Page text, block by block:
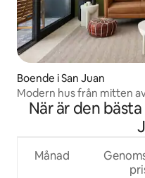
Boende i San Juan
Modern hus från mitten
När är den
Månad